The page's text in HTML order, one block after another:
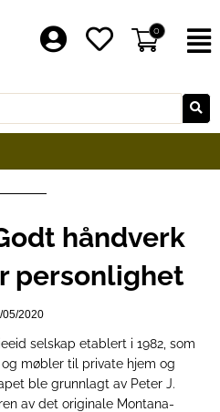
0
håndverk
personlighet
05/2020
selskap etablert i 1982, som
møbler til private hjem og
ble grunnlagt av Peter J.
av det originale Montana-